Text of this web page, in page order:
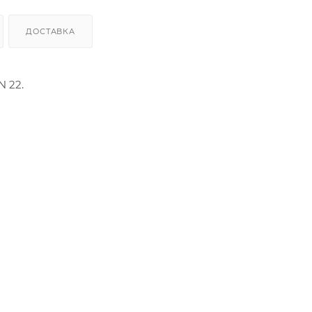
ДОСТАВКА
22.